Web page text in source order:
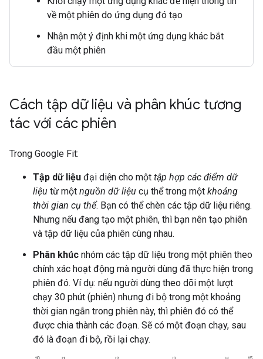
về một phiên do ứng dụng đó tạo
Nhận một ý định khi một ứng dụng khác bắt
đầu một phiên
Cách tập dữ liệu và phân khúc tương
tác với các phiên
Trong Google Fit:
Tập dữ liệu đại diện cho một tập hợp các điểm dữ
liệu từ một nguồn dữ liệu cụ thể trong một khoảng
thời gian cụ thể. Bạn có thể chèn các tập dữ liệu riêng.
Nhưng nếu đang tạo một phiên, thì bạn nên tạo phiên
và tập dữ liệu của phiên cùng nhau.
Phân khúc nhóm các tập dữ liệu trong một phiên theo
chính xác hoạt động mà người dùng đã thực hiện trong
phiên đó. Ví dụ: nếu người dùng theo dõi một lượt
chạy 30 phút (phiên) nhưng đi bộ trong một khoảng
thời gian ngắn trong phiên này, thì phiên đó có thể
được chia thành các đoạn. Sẽ có một đoạn chạy, sau
đó là đoạn đi bộ, rồi lại chạy.